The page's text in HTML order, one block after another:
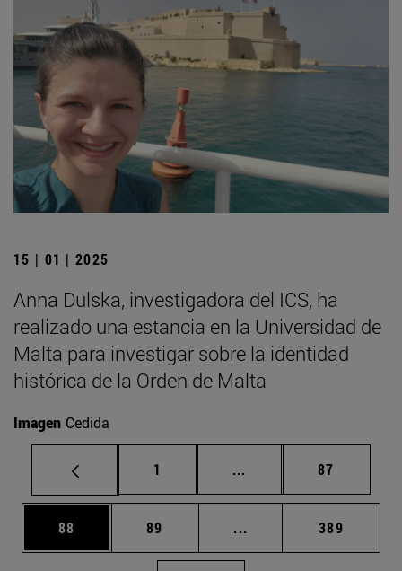
15 | 01 | 2025
Anna Dulska, investigadora del ICS, ha
realizado una estancia en la Universidad de
Malta para investigar sobre la identidad
histórica de la Orden de Malta
Imagen Cedida
Página
1 ... Páginas intermedias
Página
87
Página
88 Página
89 ... Páginas intermedias
Página
389